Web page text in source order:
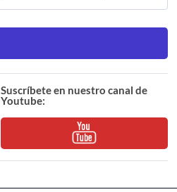
Suscríbete en nuestro canal de
Youtube: